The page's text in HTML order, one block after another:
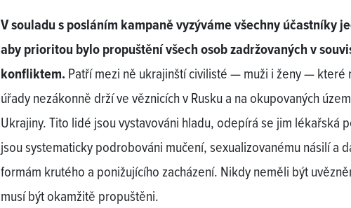
V souladu s posláním kampaně vyzýváme všechny účastníky
aby prioritou bylo propuštění všech osob zadržovaných v
konfliktem. Patří mezi ně ukrajinští civilisté — muži i ženy — které
úřady nezákonně drží ve věznicích v Rusku a na okupovaných
Ukrajiny. Tito lidé jsou vystavováni hladu, odepírá se jim lékařská
jsou systematicky podrobováni mučení, sexualizovanému násilí a
formám krutého a ponižujícího zacházení. Nikdy neměli být
musí být okamžitě propuštěni.